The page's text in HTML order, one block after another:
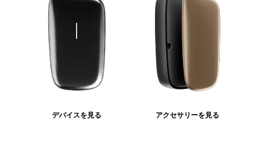
デバイスを見る アクセサリーを見る